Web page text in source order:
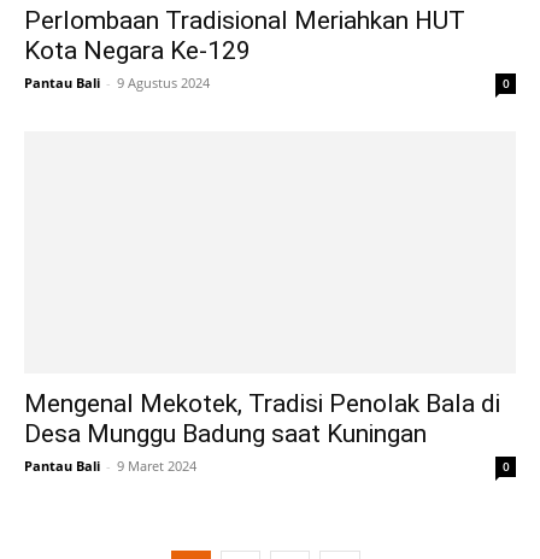
Perlombaan Tradisional Meriahkan HUT
Kota Negara Ke-129
Pantau Bali - 9 Agustus 2024 0
Mengenal Mekotek, Tradisi Penolak Bala di
Desa Munggu Badung saat Kuningan
Pantau Bali - 9 Maret 2024 0